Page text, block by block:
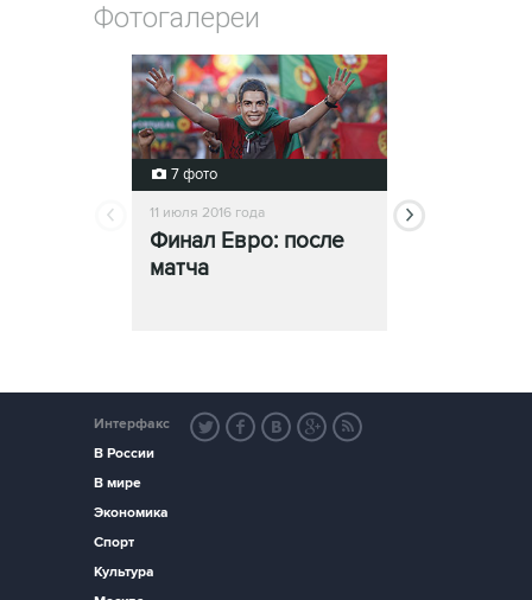
Фотогалереи
7 фото
11 июля 2016 года
Финал Евро: после
матча
11 июля 2016 года
Интерфакс
В России
В мире
Экономика
Спорт
Культура